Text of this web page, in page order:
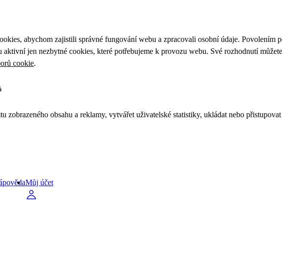
abychom zajistili správné fungování webu a zpracovali osobní údaje. Povolením
aktivní jen nezbytné cookies, které potřebujeme k provozu webu. Své rozhodnutí
cookie.
zobrazeného obsahu a reklamy, vytvářet uživatelské statistiky, ukládat nebo
Můj účet